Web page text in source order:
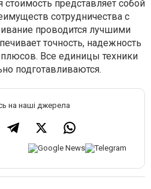
стоимость представляет собой
сотрудничества с
проводится лучшими
точность, надежность
Все единицы техники
подготавливаются.
на наші джерела